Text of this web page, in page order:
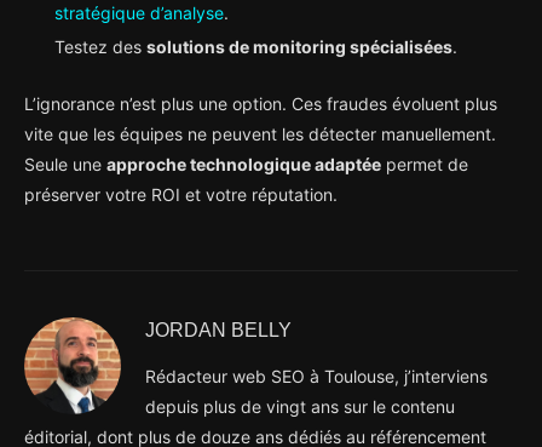
stratégique d’analyse.
Testez des solutions de monitoring spécialisées.
L’ignorance n’est plus une option. Ces fraudes évoluent plus
vite que les équipes ne peuvent les détecter manuellement.
Seule une approche technologique adaptée permet de
préserver votre ROI et votre réputation.
JORDAN BELLY
Rédacteur web SEO à Toulouse, j’interviens
depuis plus de vingt ans sur le contenu
éditorial, dont plus de douze ans dédiés au référencement